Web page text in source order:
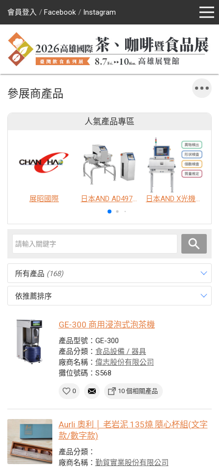
會員登入 Facebook Instagram
參展商產品
人氣產品專區
展昭國際 日本AND AD4976 脫氧劑包裝金屬異物檢出機 日本AND X光機異物檢查系統
所有產品 (168)
依推薦排序
GE-300 商用浸泡式泡茶機
產品型號：GE-300
產品分類： 食品設備 / 器具
廠商名稱： 偉志股份有限公司
攤位號碼：S568
0 10 個相關產品
Aurli 奧利 │ 老岩泥 135燒 隨心杯組(文字
款/數字款)
產品分類：
廠商名稱： 勤貿實業股份有限公司